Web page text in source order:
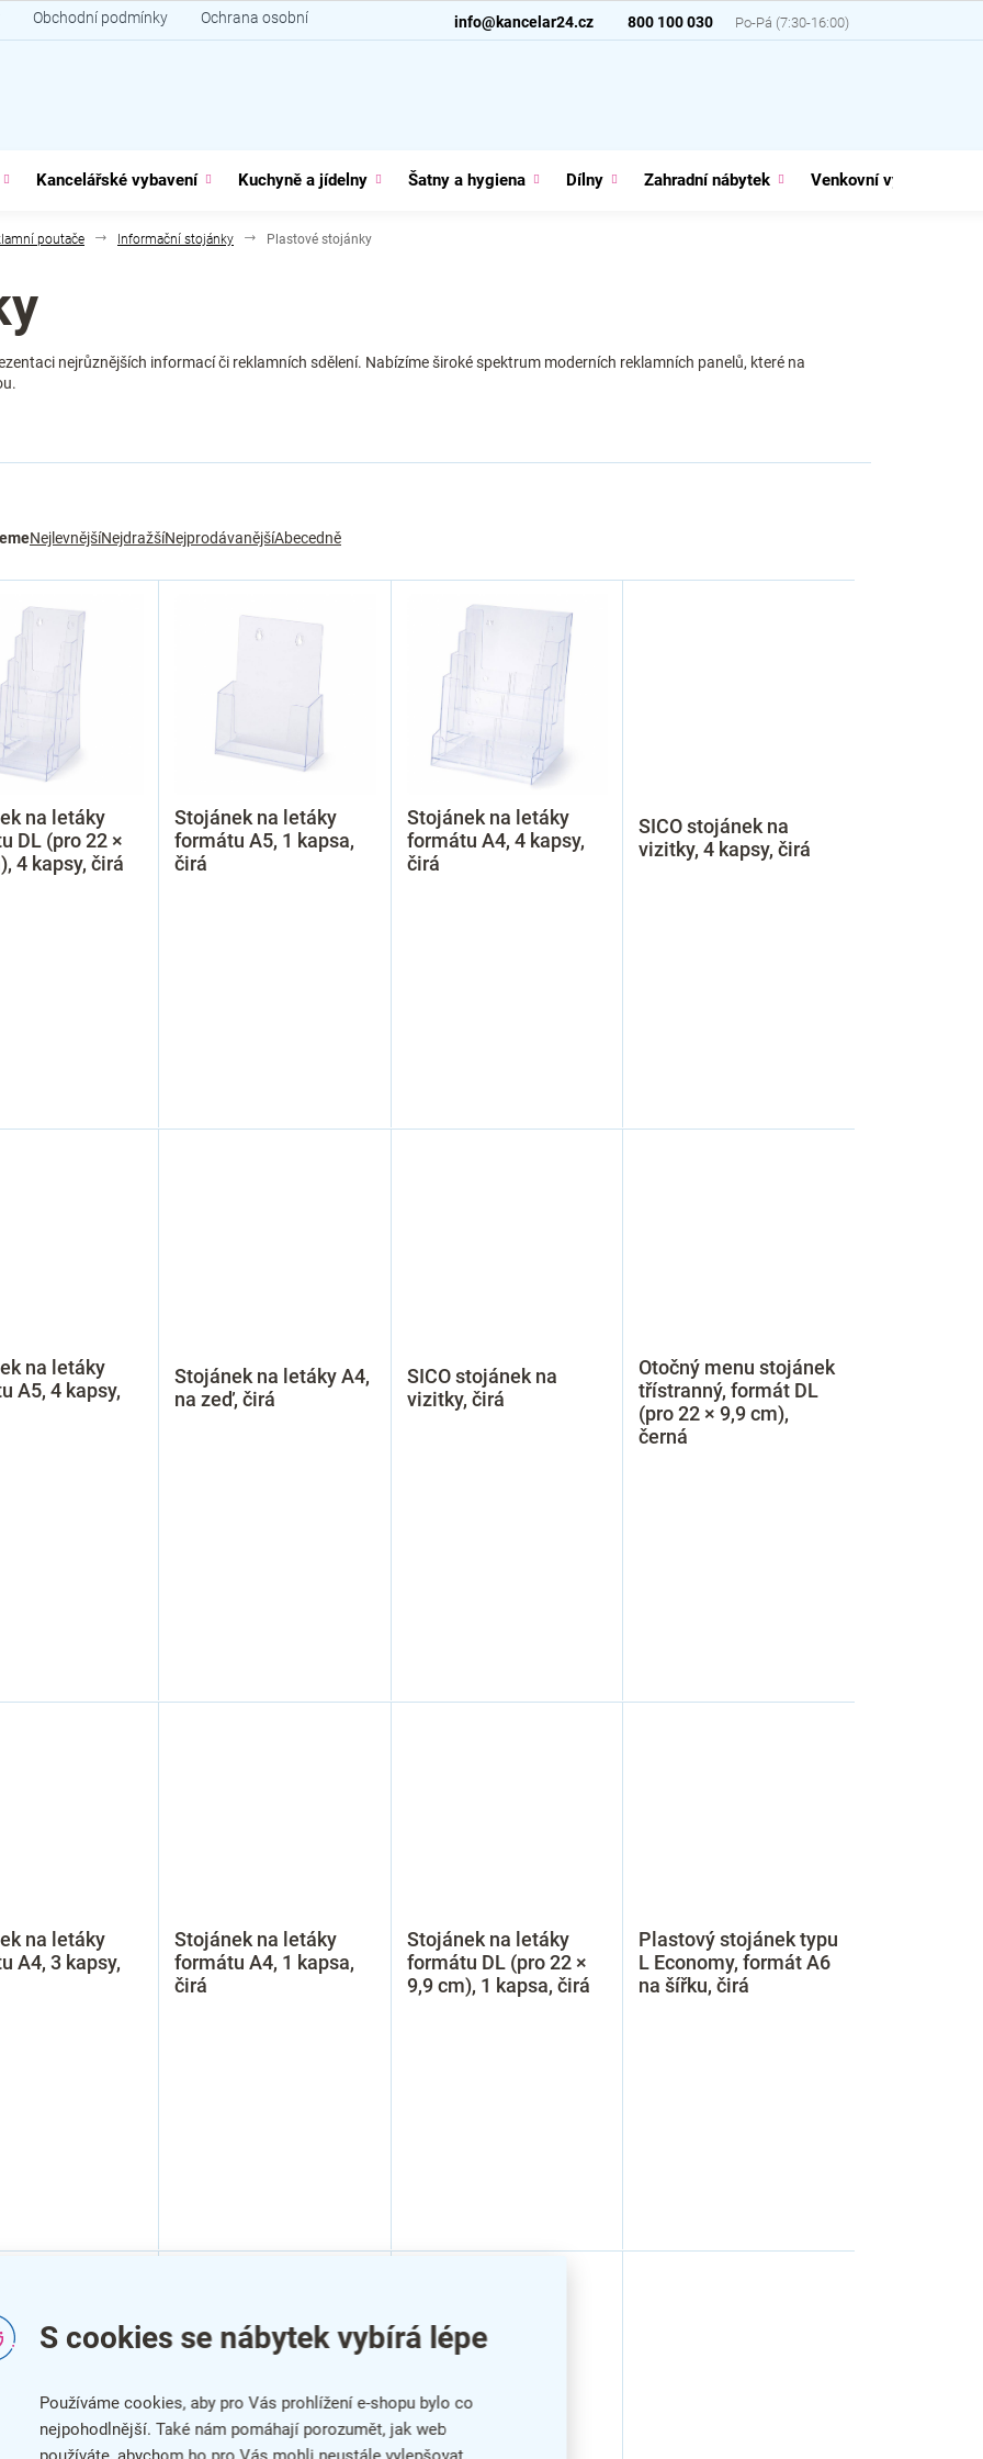
S cookies se nábytek vybírá lépe
Používáme cookies, aby pro Vás prohlížení e-shopu bylo co
nejpohodlnější. Také nám pomáhají porozumět, jak web
800 100 030
info@kancelar24.cz
Obchodní podmínky Ochrana osobních údajů
Kancelářské vybavení Kuchyně a jídelny Šatny a hygiena Dílny Zahradní nábytek Venkovní vybavení
poutače Informační stojánky Plastové stojánky
nejrůznějších informací či reklamních sdělení. Nabízíme široké spektrum moderních reklamních panelů, které na
NejlevnějšíNejdražšíNejprodávanějšíAbecedně
na letáky
DL (pro 22 ×
4 kapsy, čirá
Stojánek na letáky
formátu A5, 1 kapsa,
čirá
Stojánek na letáky
formátu A4, 4 kapsy,
čirá
SICO stojánek na
vizitky, 4 kapsy, čirá
na letáky
A5, 4 kapsy,
Stojánek na letáky A4,
na zeď, čirá
SICO stojánek na
vizitky, čirá
Otočný menu stojánek
třístranný, formát DL
(pro 22 × 9,9 cm),
černá
na letáky
A4, 3 kapsy,
Stojánek na letáky
formátu A4, 1 kapsa,
čirá
Stojánek na letáky
formátu DL (pro 22 ×
9,9 cm), 1 kapsa, čirá
Plastový stojánek typu
L Economy, formát A6
na šířku, čirá